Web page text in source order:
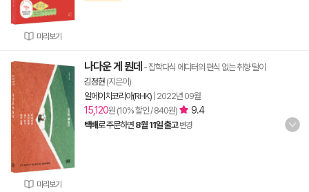
미리보기
미리보기
나다운 게 뭔데 - 잡학다식 에디터의 편식 없는 취향 털이
김정현 (지은이)
알에이치코리아(RHK) 2022년 09월
15,120원 (10% 할인 / 840원) 9.4
택배로 주문하면 8월 11일 출고 변경